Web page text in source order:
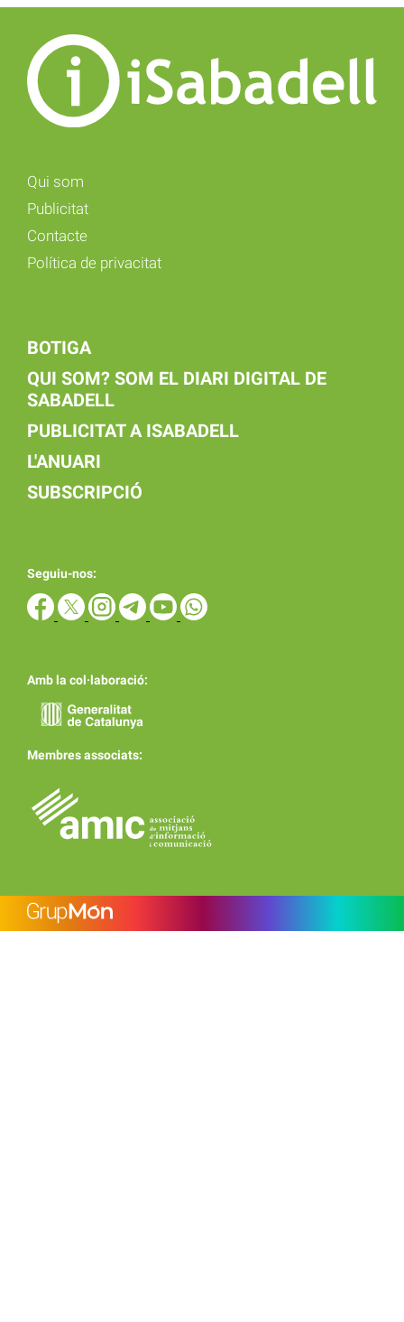
Qui som
Publicitat
Contacte
Política de privacitat
BOTIGA
QUI SOM? SOM EL DIARI DIGITAL DE
SABADELL
PUBLICITAT A ISABADELL
L'ANUARI
SUBSCRIPCIÓ
Seguiu-nos:
Amb la col·laboració:
Membres associats: